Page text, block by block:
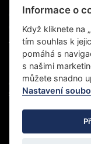
Běstovice 115
Choceň 565 01
Česká republika
Tel.: +420 467 070
Fax: +420 465 472
© 2022 Energys, všechna
osobních údajů
Informace o
Když kliknete na
tím souhlas k
pomáhá s
s našimi
můžete snadno
Nastavení